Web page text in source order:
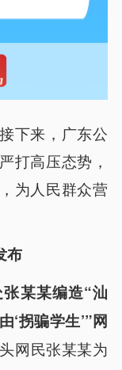
下来，广东公
打高压态势，
为人民群众营
布
某某编造“汕
‘拐骗学生’”网
网民张某某为